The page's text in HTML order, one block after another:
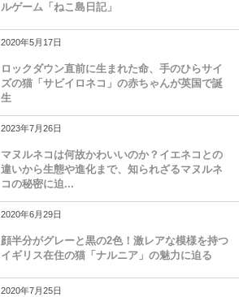
ルゲーム「ねこ島日記」
2020年5月17日
ロックダウン直前に生まれた命、手のひらサイ
ズの猫「サビイロネコ」の赤ちゃんが英国で誕
生
2023年7月26日
マヌルネコは何故かわいいのか？イエネコとの
違いから生態や進化まで、知られざるマヌルネ
コの秘密に迫...
2020年6月29日
顔半分がグレーと黒の2色！激レアな模様を持つ
イギリス在住の猫「ナルニア」の魅力に迫る
2020年7月25日